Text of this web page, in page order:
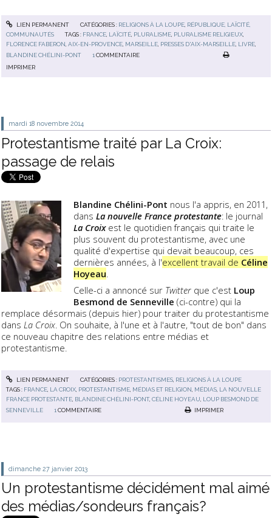
LIEN PERMANENT CATÉGORIES : RELIGIONS À LA LOUPE, RÉPUBLIQUE, LAÏCITÉ,
COMMUNAUTÉS
TAGS : FRANCE LAÏCITÉ PLURALISME PLURALISME RELIGIEUX
FLORENCE FABERON ,AIX-EN-PROVENCE MARSEILLE PRESSES D'AIX-MARSEILLE LIVRE
BLANDINE CHÉLINI-PONT
1 COMMENTAIRE
IMPRIMER
mardi 18 novembre 2014
Protestantisme traité par La Croix:
passage de relais
Blandine Chélini-Pont nous l'a appris, en 2011,
dansLa nouvelle France protestante: le journal
La Croix est le quotidien français qui traite le
plus souvent du protestantisme, avec une
qualité d'expertise qui devait beaucoup, ces
dernières années, à l'excellent travail de Céline
Hoyeau
Celle-ci a annoncé sur Twitter que c'est Loup
Besmond de Senneville (ci-contre) qui la
remplace désormais (depuis hier) pour traiter du protestantisme
dans La Croix. On souhaite, à l'une et à l'autre, "tout de bon" dans
ce nouveau chapitre des relations entre médias et
protestantisme.
LIEN PERMANENT CATÉGORIES : PROTESTANTISMES, RELIGIONS À LA LOUPE
TAGS : FRANCE LA CROIX PROTESTANTISME MÉDIAS ET RELIGION MÉDIAS LA NOUVELLE
FRANCE PROTESTANTE BLANDINE CHÉLINI-PONT,CÉLINE HOYEAU LOUP BESMOND DE
SENNEVILLE
1 COMMENTAIRE IMPRIMER
dimanche 27 janvier 2013
Un protestantisme décidément mal aimé
des médias/sondeurs français?